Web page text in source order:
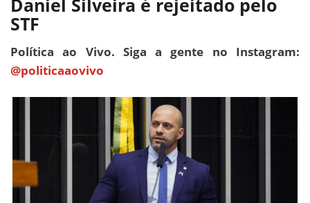
Daniel Silveira é rejeitado pelo
STF
Política ao Vivo. Siga a gente no Instagram:
@politicaaovivo